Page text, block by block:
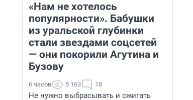
«Нам не хотелось
популярности». Бабушки
из уральской глубинки
стали звездами соцсетей
— они покорили Агутина и
Бузову
6 часов 5 163 18
Не нужно выбрасывать и сжигать